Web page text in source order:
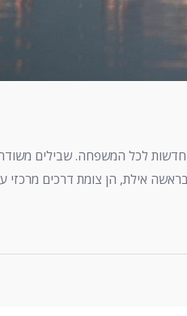
לכל המשפחה. שבילים
אילת, הן צומת דרכים מרכזי